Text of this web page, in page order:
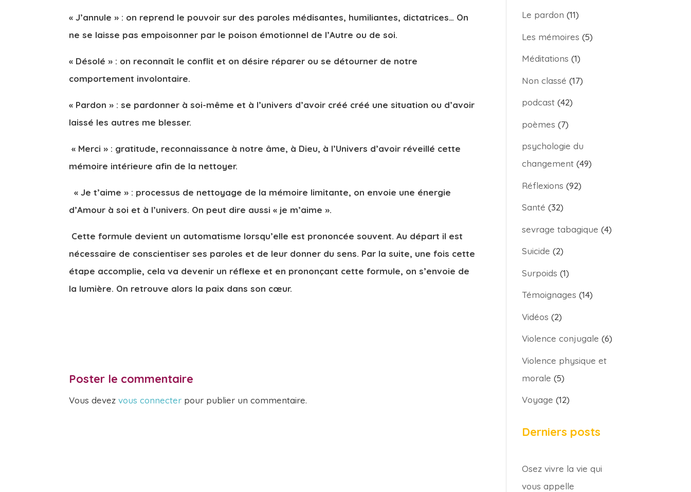
« J’annule » : on reprend le pouvoir sur des paroles médisantes, humiliantes, dictatrices… On
ne se laisse pas empoisonner par le poison émotionnel de l’Autre ou de soi.
« Désolé » : on reconnaît le conflit et on désire réparer ou se détourner de notre
comportement involontaire.
« Pardon » : se pardonner à soi-même et à l’univers d’avoir créé créé une situation ou d’avoir
laissé les autres me blesser.
« Merci » : gratitude, reconnaissance à notre âme, à Dieu, à l’Univers d’avoir réveillé cette
mémoire intérieure afin de la nettoyer.
« Je t’aime » : processus de nettoyage de la mémoire limitante, on envoie une énergie
d’Amour à soi et à l’univers. On peut dire aussi « je m’aime ».
Cette formule devient un automatisme lorsqu’elle est prononcée souvent. Au départ il est
nécessaire de conscientiser ses paroles et de leur donner du sens. Par la suite, une fois cette
étape accomplie, cela va devenir un réflexe et en prononçant cette formule, on s’envoie de
la lumière. On retrouve alors la paix dans son cœur.
Poster le commentaire
Vous devezvous connecter pour publier un commentaire.
Le pardon (11)
Les mémoires (5)
Méditations (1)
Non classé (17)
podcast (42)
poèmes (7)
psychologie du
changement (49)
Réflexions (92)
Santé (32)
sevrage tabagique (4)
Suicide (2)
Surpoids (1)
Témoignages (14)
Vidéos (2)
Violence conjugale (6)
Violence physique et
morale (5)
Voyage (12)
Derniers posts
Osez vivre la vie qui
vous appelle